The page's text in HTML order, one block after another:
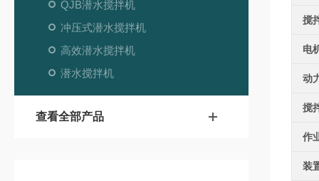
QJB潜水搅拌机
冲压式潜水搅拌机
高效潜水搅拌机
潜水搅拌机
查看全部产品
搅
电
动
搅
作
装